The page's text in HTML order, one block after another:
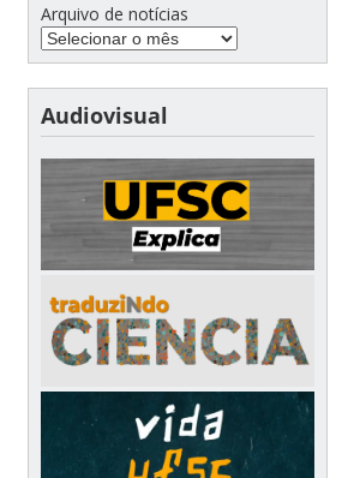
Arquivo de notícias
Audiovisual